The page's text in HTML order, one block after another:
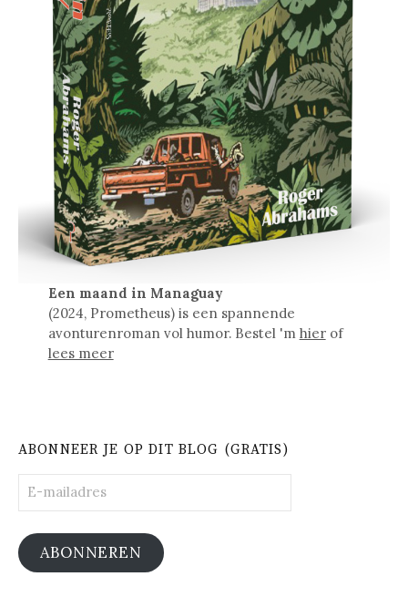
Een maand in Managuay
(2024, Prometheus) is een spannende
avonturenroman vol humor. Bestel 'm hierof
lees meer
ABONNEER JE OP DIT BLOG (GRATIS)
mailadres
ABONNEREN